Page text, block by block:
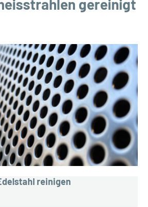
gereinigt
reinigen